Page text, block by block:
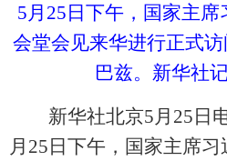
5月25日下午，国家主
会堂会见来华进行正式
巴兹。新华社
新华社北京5月25日
月25日下午，国家主席